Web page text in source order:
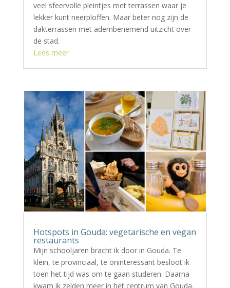
veel sfeervolle pleintjes met terrassen waar je
lekker kunt neerploffen. Maar beter nog zijn de
dakterrassen met adembenemend uitzicht over
de stad.
Lees meer
Hotspots in Gouda: vegetarische en vegan
restaurants
Mijn schooljaren bracht ik door in Gouda. Te
klein, te provinciaal, te oninteressant besloot ik
toen het tijd was om te gaan studeren. Daarna
kwam ik zelden meer in het centrum van Gouda.